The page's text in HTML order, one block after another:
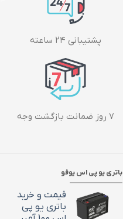
پشتیبانی ۲۴ ساعته
۷ روز ضمانت بازگشت وجه
باتری یو پی اس یوفو
قیمت و خرید
باتری یو پی